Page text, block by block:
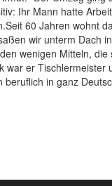
Ihr Mann hatte
60 Jahren wohnt
wir unterm
wenigen Mitteln,
er
in ganz